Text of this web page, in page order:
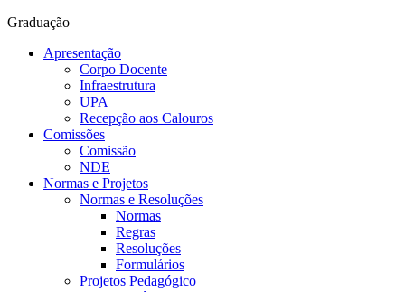
Graduação
Apresentação
Corpo Docente
Infraestrutura
UPA
Recepção aos Calouros
Comissões
Comissão
NDE
Normas e Projetos
Normas e Resoluções
Normas
Regras
Resoluções
Formulários
Projetos Pedagógico